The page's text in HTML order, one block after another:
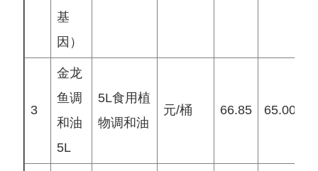
基
因）
3
金龙
鱼调
和油
5L
5L食用植
物调和油
元/桶 66.85 65.00